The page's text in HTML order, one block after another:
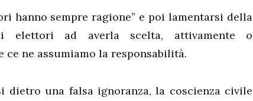
hanno sempre ragione” e poi lamentarsi della
elettori ad averla scelta, attivamente o
ce ne assumiamo la responsabilità.
dietro una falsa ignoranza, la coscienza civile